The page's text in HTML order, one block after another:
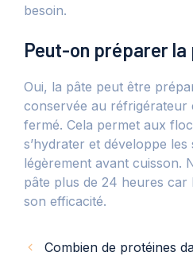
besoin.
Peut-on préparer la
Oui, la pâte peut être
conservée au réfrigérateur
fermé. Cela permet aux
s’hydrater et développe les
légèrement avant cuisson.
pâte plus de 24 heures car
son efficacité.
Combien de protéines